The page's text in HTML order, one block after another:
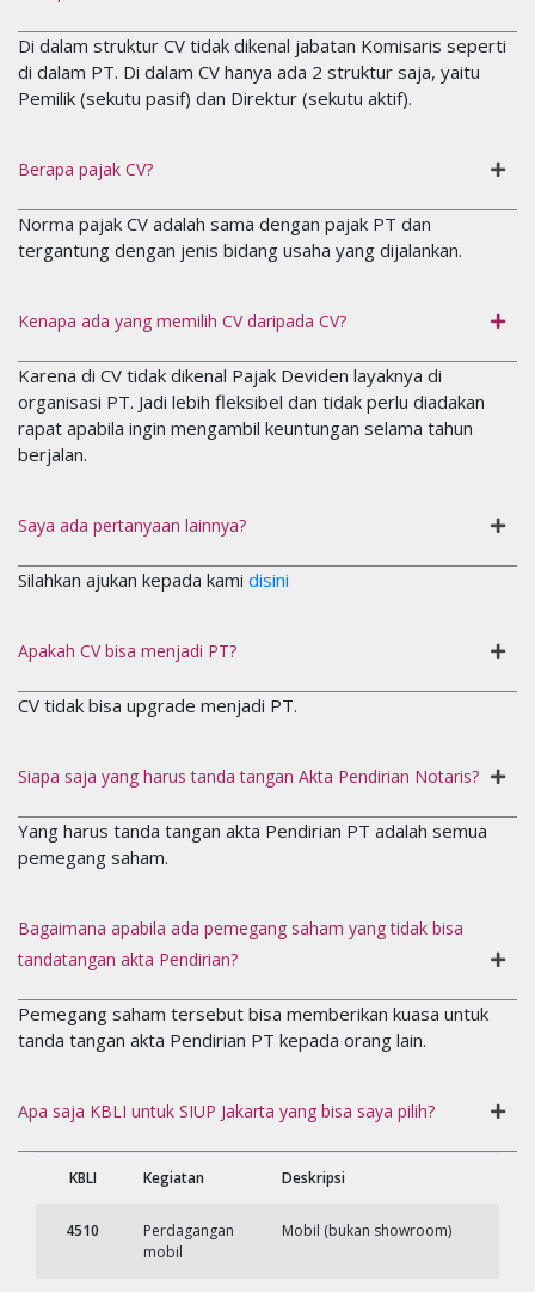
Di dalam struktur CV tidak dikenal jabatan Komisaris seperti
di dalam PT. Di dalam CV hanya ada 2 struktur saja, yaitu
Pemilik (sekutu pasif) dan Direktur (sekutu aktif).
Berapa pajak CV?
Norma pajak CV adalah sama dengan pajak PT dan
tergantung dengan jenis bidang usaha yang dijalankan.
Kenapa ada yang memilih CV daripada CV?
Karena di CV tidak dikenal Pajak Deviden layaknya di
organisasi PT. Jadi lebih fleksibel dan tidak perlu diadakan
rapat apabila ingin mengambil keuntungan selama tahun
berjalan.
Saya ada pertanyaan lainnya?
Silahkan ajukan kepada kami disini
Apakah CV bisa menjadi PT?
CV tidak bisa upgrade menjadi PT.
Siapa saja yang harus tanda tangan Akta Pendirian Notaris?
Yang harus tanda tangan akta Pendirian PT adalah semua
pemegang saham.
Bagaimana apabila ada pemegang saham yang tidak bisa
tandatangan akta Pendirian?
Pemegang saham tersebut bisa memberikan kuasa untuk
tanda tangan akta Pendirian PT kepada orang lain.
Apa saja KBLI untuk SIUP Jakarta yang bisa saya pilih?
KBLI Kegiatan Deskripsi
4510
Perdagangan
mobil
Mobil (bukan showroom)